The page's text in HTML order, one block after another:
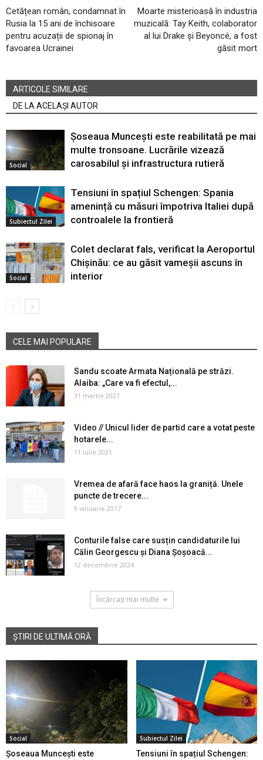
Cetățean român, condamnat în
Rusia la 15 ani de închisoare
pentru acuzații de spionaj în
favoarea Ucrainei
Moarte misterioasă în industria
muzicală: Tay Keith, colaborator
al lui Drake și Beyoncé, a fost
găsit mort
ARTICOLE SIMILARE
DE LA ACELAȘI AUTOR
Social
Șoseaua Muncești este reabilitată pe mai
multe tronsoane. Lucrările vizează
carosabilul și infrastructura rutieră
Subiectul Zilei
Tensiuni în spațiul Schengen: Spania
amenință cu măsuri împotriva Italiei după
controalele la frontieră
Social
Colet declarat fals, verificat la Aeroportul
Chișinău: ce au găsit vameșii ascuns în
interior
CELE MAI POPULARE
Sandu scoate Armata Națională pe străzi.
Alaiba: „Care va fi efectul,...
31 martie 2021
Video // Unicul lider de partid care a votat peste
hotarele...
11 iulie 2021
Vremea de afară face haos la graniță. Unele
puncte de trecere...
9 ianuarie 2017
Conturile false care susțin candidaturile lui
Călin Georgescu și Diana Șoșoacă...
12 decembrie 2024
Încărcați mai multe
ȘTIRI DE ULTIMĂ ORĂ
Social
Șoseaua Muncești este
Subiectul Zilei
Tensiuni în spațiul Schengen: